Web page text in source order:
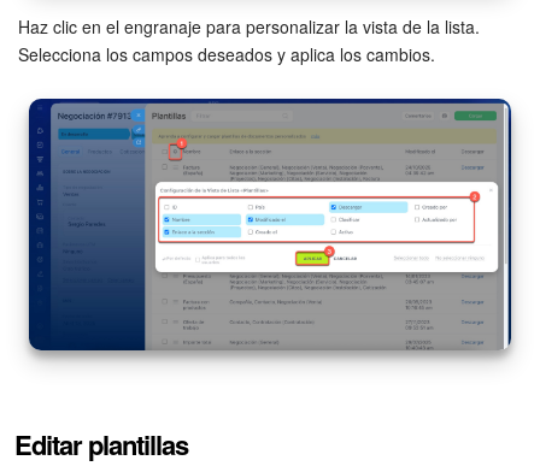
Empleados
Base de conocimientos
Firma electrónica
Firma electrónica para RR. HH.
Automatización
Flujos de trabajo
Marketing
Haz clic en el engranaje para personalizar la vista de la lista.
Selecciona los campos deseados y aplica los cambios.
Editar plantillas